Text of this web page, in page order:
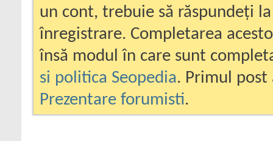
un cont, trebuie să răspundeți
înregistrare. Completarea
însă modul în care sunt
si politica Seopedia. Primul
Prezentare forumisti.